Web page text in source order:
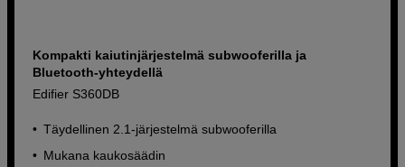
Kompakti kaiutinjärjestelmä subwooferilla ja
Bluetooth-yhteydellä
Edifier S360DB
Täydellinen 2.1-järjestelmä subwooferilla
Mukana kaukosäädin